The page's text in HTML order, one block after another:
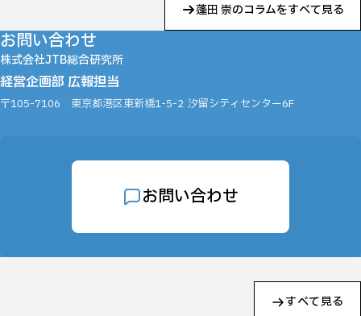
蓬田 崇のコラムをすべて見る
お問い合わせ
株式会社JTB総合研究所
経営企画部 広報担当
〒105-7106 東京都港区東新橋1-5-2 汐留シティセンター6F
お問い合わせ
すべて見る